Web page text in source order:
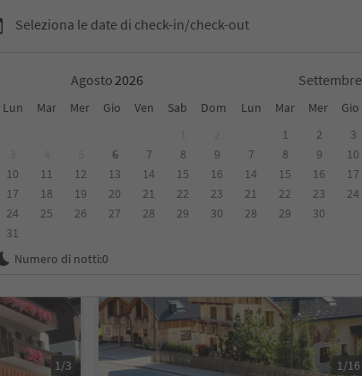
Seleziona le date di check-in/check-out
Agosto Settembre
Lun Mar Mer Gio Ven Sab Dom Lun Mar Mer Gio
6 7 8
9
10
11 12 13 14 15
16
17
18 19 20 21 22
23
24
25 26 27 28 29
30
31
1 2 3
7
8 9 10
14
15 16 17
21
22 23 24
28
29 30
Numero di notti:0
Categoria Trattamento Alloggi sostenibili
1/3 1/16